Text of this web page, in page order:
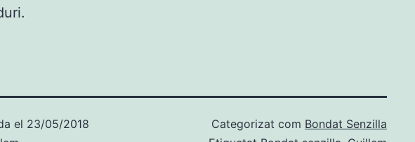
el 23/05/2018
Categorizat com Bondat Senzilla